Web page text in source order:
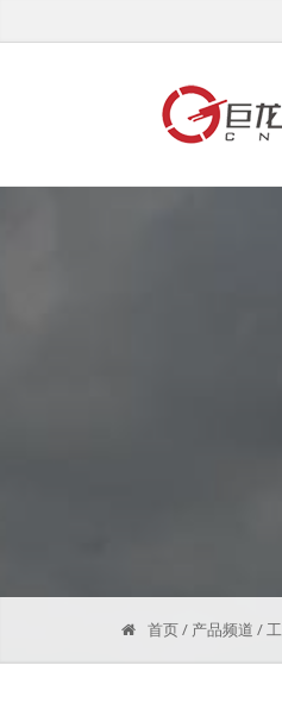
首页/ 产品频道 /